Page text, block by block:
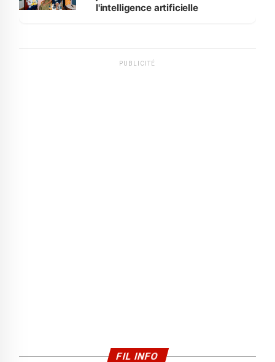
l'intelligence artificielle
PUBLICITÉ
FIL INFO